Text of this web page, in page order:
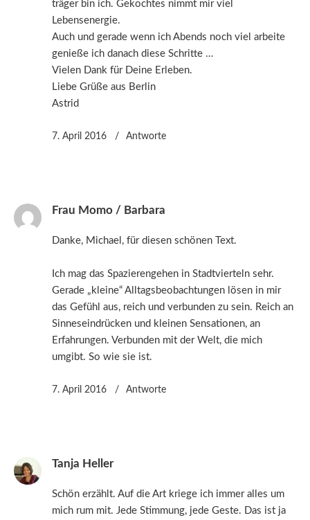
träger bin ich. Gekochtes nimmt mir viel
Lebensenergie.
Auch und gerade wenn ich Abends noch viel arbeite
genieße ich danach diese Schritte …
Vielen Dank für Deine Erleben.
Liebe Grüße aus Berlin
Astrid
7. April 2016 Antworte
Frau Momo / Barbara
Danke, Michael, für diesen schönen Text.
Ich mag das Spazierengehen in Stadtvierteln sehr.
Gerade „kleine“ Alltagsbeobachtungen lösen in mir
das Gefühl aus, reich und verbunden zu sein. Reich an
Sinneseindrücken und kleinen Sensationen, an
Erfahrungen. Verbunden mit der Welt, die mich
umgibt. So wie sie ist.
7. April 2016 Antworte
Tanja Heller
Schön erzählt. Auf die Art kriege ich immer alles um
mich rum mit. Jede Stimmung, jede Geste. Das ist ja